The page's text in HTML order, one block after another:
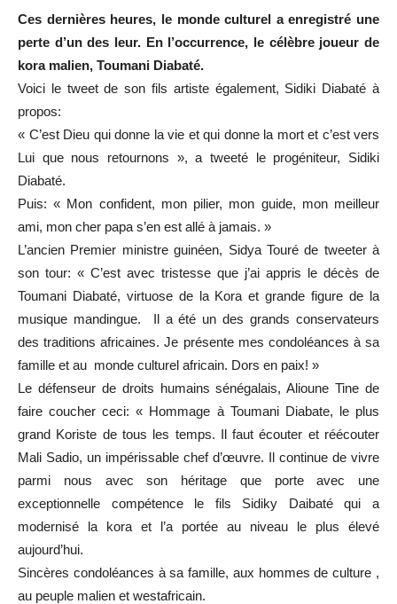
Ces dernières heures, le monde culturel a enregistré une
perte d’un des leur. En l’occurrence, le célèbre joueur de
kora malien, Toumani Diabaté.
Voici le tweet de son fils artiste également, Sidiki Diabaté à
propos:
« C’est Dieu qui donne la vie et qui donne la mort et c’est vers
Lui que nous retournons », a tweeté le progéniteur, Sidiki
Diabaté.
Puis: « Mon confident, mon pilier, mon guide, mon meilleur
ami, mon cher papa s’en est allé à jamais. »
L’ancien Premier ministre guinéen, Sidya Touré de tweeter à
son tour: « C’est avec tristesse que j’ai appris le décès de
Toumani Diabaté, virtuose de la Kora et grande figure de la
musique mandingue. Il a été un des grands conservateurs
des traditions africaines. Je présente mes condoléances à sa
famille et au monde culturel africain. Dors en paix! »
Le défenseur de droits humains sénégalais, Alioune Tine de
faire coucher ceci: « Hommage à Toumani Diabate, le plus
grand Koriste de tous les temps. Il faut écouter et réécouter
Mali Sadio, un impérissable chef d’œuvre. Il continue de vivre
parmi nous avec son héritage que porte avec une
exceptionnelle compétence le fils Sidiky Daibaté qui a
modernisé la kora et l’a portée au niveau le plus élevé
aujourd’hui.
Sincères condoléances à sa famille, aux hommes de culture ,
au peuple malien et westafricain.